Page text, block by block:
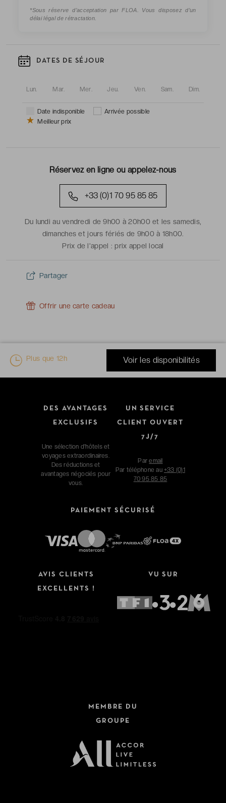
DATES DE SÉJOUR
Lun. Mar. Mer. Jeu. Ven. Sam. Dim.
Date indisponible
Arrivée possible
Meilleur prix
Réservez en ligne ou appelez-nous
+33 (0)1 70 95 85 85
Du lundi au vendredi de 9h00 à 20h00 et les samedis,
dimanches et jours fériés de 9h00 à 18h00.
Prix de l'appel :prix appel local
Partager
Offrir une carte cadeau
*Sous réserve d’acceptation par FLOA. Vous disposez d’un
délai légal de rétractation.
Plus que 12h Voir les disponibilités
DES AVANTAGES
EXCLUSIFS
Une sélection d'hôtels et
voyages extraordinaires.
Des réductions et
avantages négociés pour
vous.
UN SERVICE
CLIENT OUVERT
7J/7
Paremail
Par téléphone au +33 (0)1
70 95 85 85
PAIEMENT SÉCURISÉ
AVIS CLIENTS
EXCELLENTS !
VU SUR
MEMBRE DU
GROUPE